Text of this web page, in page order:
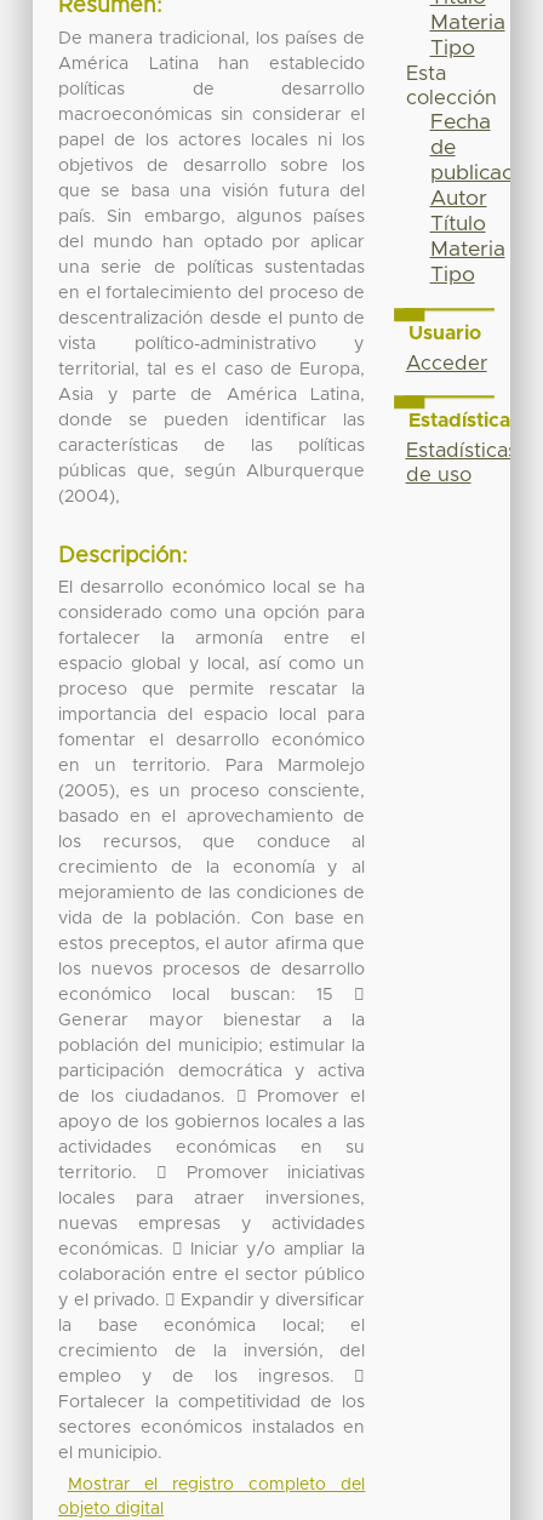
Resumen:
De manera tradicional, los países de
América Latina han establecido
políticas de desarrollo
macroeconómicas sin considerar el
papel de los actores locales ni los
objetivos de desarrollo sobre los
que se basa una visión futura del
país. Sin embargo, algunos países
del mundo han optado por aplicar
una serie de políticas sustentadas
en el fortalecimiento del proceso de
descentralización desde el punto de
vista político-administrativo y
territorial, tal es el caso de Europa,
Asia y parte de América Latina,
donde se pueden identificar las
características de las políticas
públicas que, según Alburquerque
(2004),
Descripción:
El desarrollo económico local se ha
considerado como una opción para
fortalecer la armonía entre el
espacio global y local, así como un
proceso que permite rescatar la
importancia del espacio local para
fomentar el desarrollo económico
en un territorio. Para Marmolejo
(2005), es un proceso consciente,
basado en el aprovechamiento de
los recursos, que conduce al
crecimiento de la economía y al
mejoramiento de las condiciones de
vida de la población. Con base en
estos preceptos, el autor afirma que
los nuevos procesos de desarrollo
económico local buscan: 15 
Generar mayor bienestar a la
población del municipio; estimular la
participación democrática y activa
de los ciudadanos.  Promover el
apoyo de los gobiernos locales a las
actividades económicas en su
territorio.  Promover iniciativas
locales para atraer inversiones,
nuevas empresas y actividades
económicas.  Iniciar y/o ampliar la
colaboración entre el sector público
y el privado.  Expandir y diversificar
la base económica local; el
crecimiento de la inversión, del
empleo y de los ingresos. 
Fortalecer la competitividad de los
sectores económicos instalados en
el municipio.
Mostrar el registro completo del
objeto digital
Materia
Tipo
Esta
colección
Fecha
de
publicación
Autor
Título
Materia
Tipo
Usuario
Acceder
Estadísticas
Estadísticas
de uso